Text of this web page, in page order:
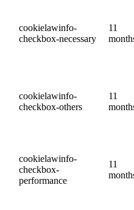
cookielawinfo-
checkbox-necessary
11
cookielawinfo-
checkbox-others
11
cookielawinfo-
checkbox-
performance
11